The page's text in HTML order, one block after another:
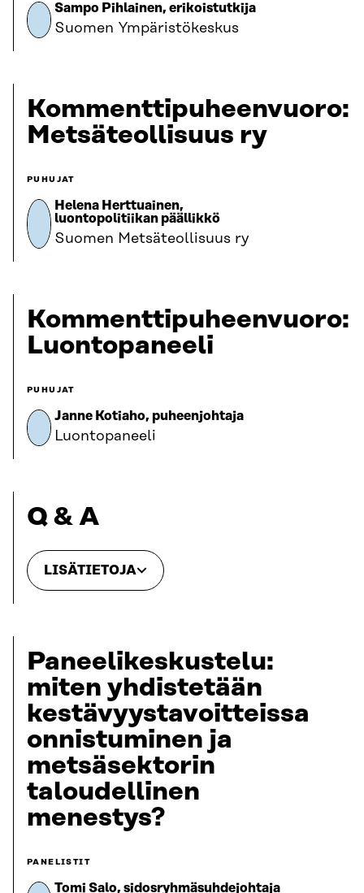
Sampo Pihlainen, erikoistutkija
Suomen Ympäristökeskus
Kommenttipuheenvuoro:
Metsäteollisuus ry
PUHUJAT
Helena Herttuainen,
luontopolitiikan päällikkö
Suomen Metsäteollisuus ry
Kommenttipuheenvuoro:
Luontopaneeli
PUHUJAT
Janne Kotiaho, puheenjohtaja
Luontopaneeli
Q & A
LISÄTIETOJA
Paneelikeskustelu:
miten yhdistetään
kestävyystavoitteissa
onnistuminen ja
metsäsektorin
taloudellinen
menestys?
PANELISTIT
Tomi Salo, sidosryhmäsuhdejohtaja